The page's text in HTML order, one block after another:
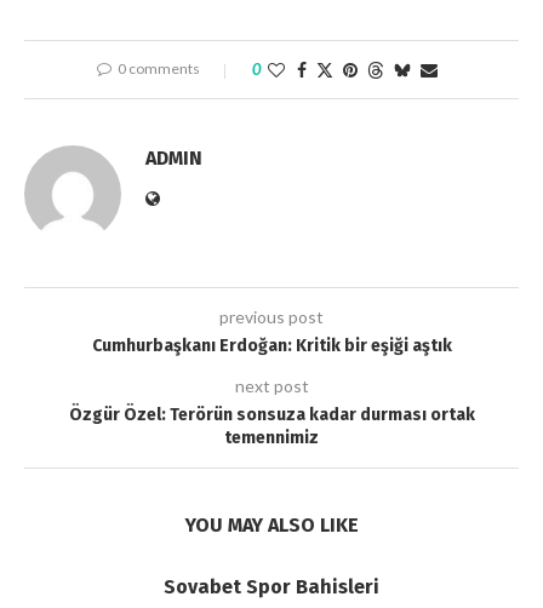
0 comments 0
ADMIN
previous post
Cumhurbaşkanı Erdoğan: Kritik bir eşiği aştık
next post
Özgür Özel: Terörün sonsuza kadar durması ortak
temennimiz
YOU MAY ALSO LIKE
Sovabet Spor Bahisleri